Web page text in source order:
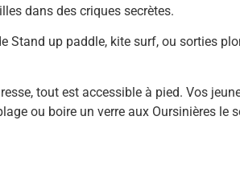
dans des criques secrètes.
Stand up paddle, kite surf, ou sorties
tout est accessible à pied. Vos
ou boire un verre aux Oursinières le